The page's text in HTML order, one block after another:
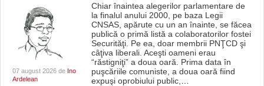
07 august 2026 de Ino
Ardelean
Chiar înaintea alegerilor parlamentare de
la finalul anului 2000, pe baza Legii
CNSAS, apărute cu un an înainte, se făcea
publică o primă listă a colaboratorilor fostei
Securităţi. Pe ea, doar membrii PNŢCD şi
câţiva liberali. Aceşti oameni erau
“răstigniţi” a doua oară. Prima data în
puşcăriile comuniste, a doua oară fiind
expuşi oprobiului public,